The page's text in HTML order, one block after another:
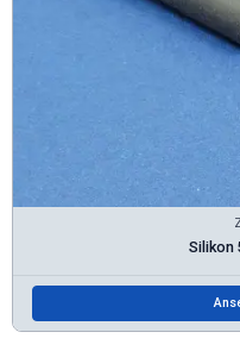
Silikon